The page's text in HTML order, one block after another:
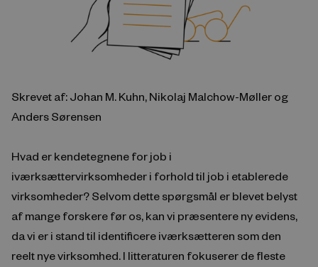
Skrevet af: Johan M. Kuhn, Nikolaj Malchow-Møller og
Anders Sørensen
Hvad er kendetegnene for job i
iværksættervirksomheder i forhold til job i etablerede
virksomheder? Selvom dette spørgsmål er blevet belyst
af mange forskere før os, kan vi præsentere ny evidens,
da vi er i stand til identificere iværksætteren som den
reelt nye virksomhed. I litteraturen fokuserer de fleste